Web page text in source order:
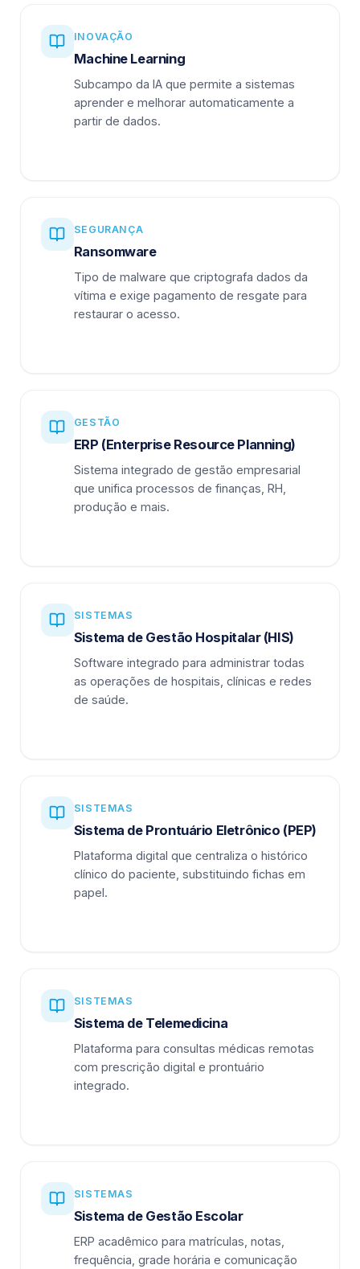
INOVAÇÃO
Machine Learning
Subcampo da IA que permite a sistemas
aprender e melhorar automaticamente a
partir de dados.
SEGURANÇA
Ransomware
Tipo de malware que criptografa dados da
vítima e exige pagamento de resgate para
restaurar o acesso.
GESTÃO
ERP (Enterprise Resource Planning)
Sistema integrado de gestão empresarial
que unifica processos de finanças, RH,
produção e mais.
SISTEMAS
Sistema de Gestão Hospitalar (HIS)
Software integrado para administrar todas
as operações de hospitais, clínicas e redes
de saúde.
SISTEMAS
Sistema de Prontuário Eletrônico (PEP)
Plataforma digital que centraliza o histórico
clínico do paciente, substituindo fichas em
papel.
SISTEMAS
Sistema de Telemedicina
Plataforma para consultas médicas remotas
com prescrição digital e prontuário
integrado.
SISTEMAS
Sistema de Gestão Escolar
ERP acadêmico para matrículas, notas,
frequência, grade horária e comunicação